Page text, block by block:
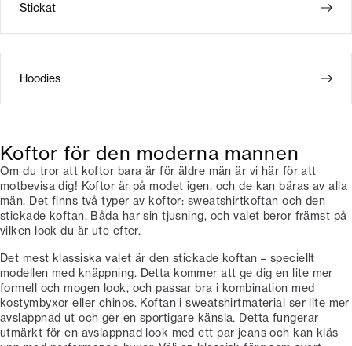
Stickat
Hoodies
Koftor för den moderna mannen
Om du tror att koftor bara är för äldre män är vi här för att
motbevisa dig! Koftor är på modet igen, och de kan bäras av alla
män. Det finns två typer av koftor: sweatshirtkoftan och den
stickade koftan. Båda har sin tjusning, och valet beror främst på
vilken look du är ute efter.
Det mest klassiska valet är den stickade koftan – speciellt
modellen med knäppning. Detta kommer att ge dig en lite mer
formell och mogen look, och passar bra i kombination med
kostymbyxor eller chinos. Koftan i sweatshirtmaterial ser lite mer
avslappnad ut och ger en sportigare känsla. Detta fungerar
utmärkt för en avslappnad look med ett par jeans och kan kläs